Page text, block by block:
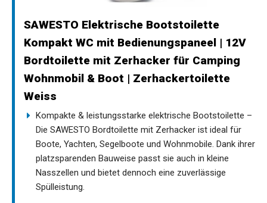
SAWESTO Elektrische Bootstoilette
Kompakt WC mit Bedienungspaneel | 12V
Bordtoilette mit Zerhacker für Camping
Wohnmobil & Boot | Zerhackertoilette
Weiss
Kompakte & leistungsstarke elektrische Bootstoilette –
Die SAWESTO Bordtoilette mit Zerhacker ist ideal für
Boote, Yachten, Segelboote und Wohnmobile. Dank ihrer
platzsparenden Bauweise passt sie auch in kleine
Nasszellen und bietet dennoch eine zuverlässige
Spülleistung.